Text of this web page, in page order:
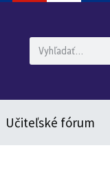
Učiteľské fórum